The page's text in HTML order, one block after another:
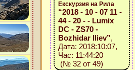
Екскурзия на Рила
“2018 - 10 - 07 11 -
44 - 20 - - Lumix
DC - ZS70 -
Bozhidar Iliev”,
Дата: 2018:10:07,
Час: 11:44:20
(№ 32 от 49)